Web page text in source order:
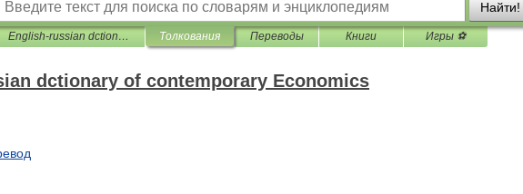
Найти!
English-russian dctionary of contemporary Economics Толкования Переводы Книги Игры ⚽
dctionary of contemporary Economics